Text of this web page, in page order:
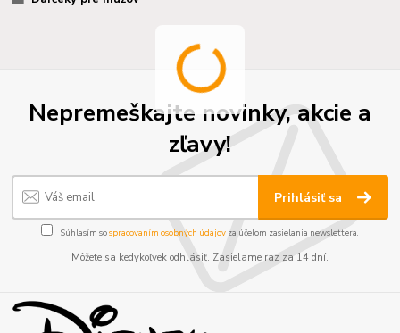
Nepremeškajte novinky, akcie a
zľavy!
Prihlásiť sa
Súhlasím sospracovaním osobných údajov za účelom zasielania newslettera.
Môžete sa kedykoľvek odhlásiť. Zasielame raz za 14 dní.